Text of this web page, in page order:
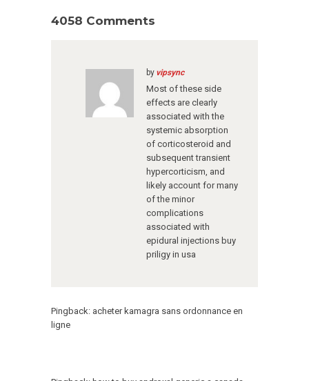
4058 Comments
by vipsync
Most of these side
effects are clearly
associated with the
systemic absorption
of corticosteroid and
subsequent transient
hypercorticism, and
likely account for many
of the minor
complications
associated with
epidural injections buy
priligy in usa
Pingback: acheter kamagra sans ordonnance en
ligne